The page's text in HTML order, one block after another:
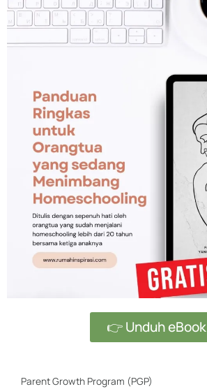
👉 Unduh eBook
Parent Growth Program (PGP)